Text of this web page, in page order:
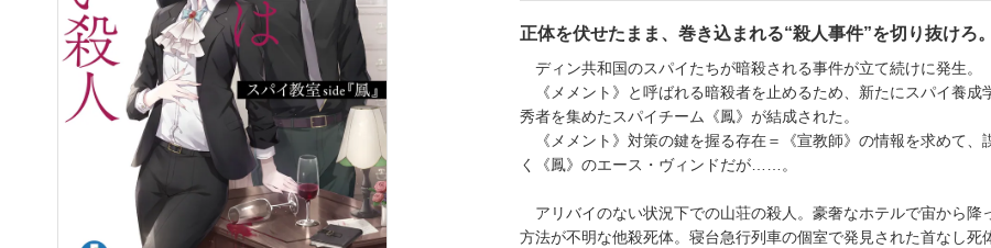
正体を伏せたまま、巻き込まれる“殺人事件”を切り抜けろ。
ディン共和国のスパイたちが暗殺される事件が立て続けに発生。
《メメント》と呼ばれる暗殺者を止めるため、新たにスパイ養成
秀者を集めたスパイチーム《鳳》が結成された。
《メメント》対策の鍵を握る存在＝《宣教師》の情報を求めて、
く《鳳》のエース・ヴィンドだが……。
アリバイのない状況下での山荘の殺人。豪奢なホテルで宙から降
方法が不明な他殺死体。寝台急行列車の個室で発見された首なし死